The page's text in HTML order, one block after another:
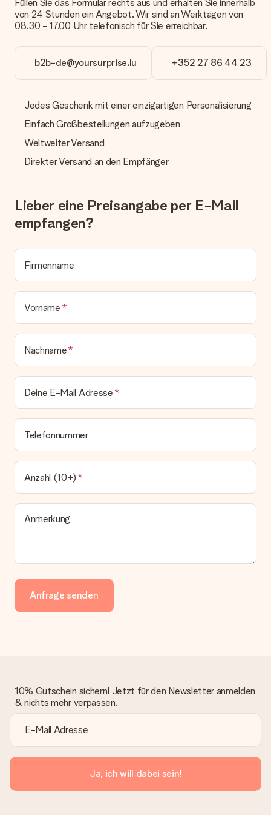
Kundenservice.
Zahlung
Wie kann ich meine Bestellung bezahlen?
Wir bieten die folgenden Zahlungsoptionen an: Vorauskasse
mit normaler Überweisung, Sofortüberweisung, Paypal,
Kreditkarte oder auf Rechnung über Klarna. Bei einer
Geschenks jedoch um 3 Werktage.
Geschenk empfangen
Was, wenn das Geschenk meine Erwartungen nicht
erfüllt?
Lösungsvorschlag unterbreitet.
Wird die Rechnung mit der Bestellung mitverschickt?
Lieferschein. Die Rechnung zu deiner Bestellung erhältst du
zeitgleich mit der Bestätigungsmail und kannst sie jederzeit in
bleibt eine echte Überraschung!
Füllen Sie das Formular rechts aus und erhalten Sie innerhalb
von 24 Stunden ein Angebot. Wir sind an Werktagen von
08.30 - 17.00 Uhr telefonisch für Sie erreichbar.
b2b-de@yoursurprise.lu +352 27 86 44 23
Jedes Geschenk mit einer einzigartigen Personalisierung
Einfach Großbestellungen aufzugeben
Weltweiter Versand
Direkter Versand an den Empfänger
Lieber eine Preisangabe per E-Mail
empfangen?
Firmenname
Vorname
Nachname
Deine E-Mail Adresse
Telefonnummer
Anzahl (10+)
Anmerkung
Anfrage senden
10% Gutschein sichern! Jetzt für den Newsletter anmelden
& nichts mehr verpassen.
Ja, ich will dabei sein!